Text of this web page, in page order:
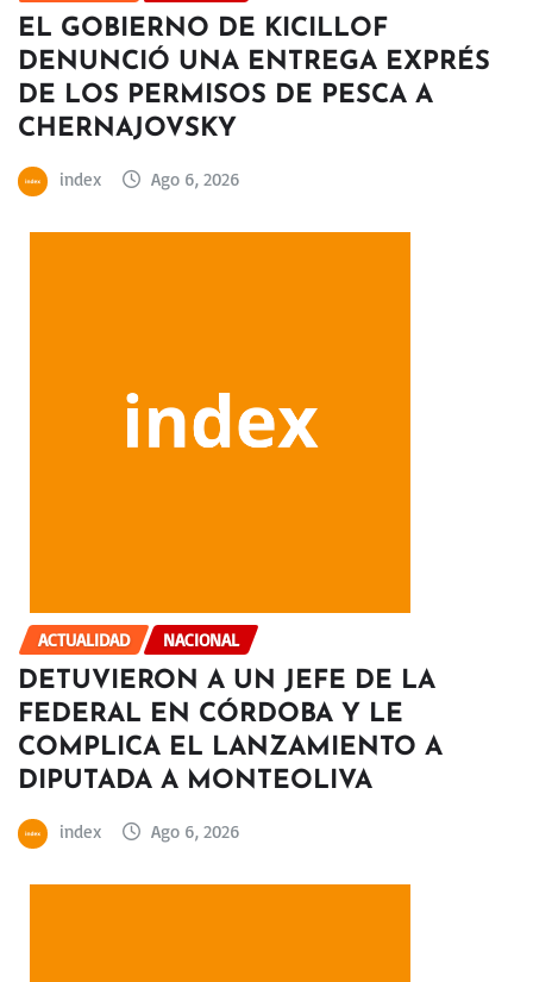
EL GOBIERNO DE KICILLOF
DENUNCIÓ UNA ENTREGA EXPRÉS
DE LOS PERMISOS DE PESCA A
CHERNAJOVSKY
index Ago 6, 2026
ACTUALIDAD NACIONAL
DETUVIERON A UN JEFE DE LA
FEDERAL EN CÓRDOBA Y LE
COMPLICA EL LANZAMIENTO A
DIPUTADA A MONTEOLIVA
index Ago 6, 2026